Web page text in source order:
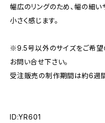
幅広のリングのため、幅の細
小さく感じます。
※9.5号以外のサイズをご希望
お問い合せ下さい。
受注販売の制作期間は約6週
ID:YR601